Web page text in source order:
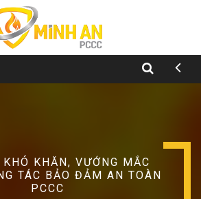
KHÓ KHĂN, VƯỚNG MẮC
TÁC BẢO ĐẢM AN TOÀN
PCCC